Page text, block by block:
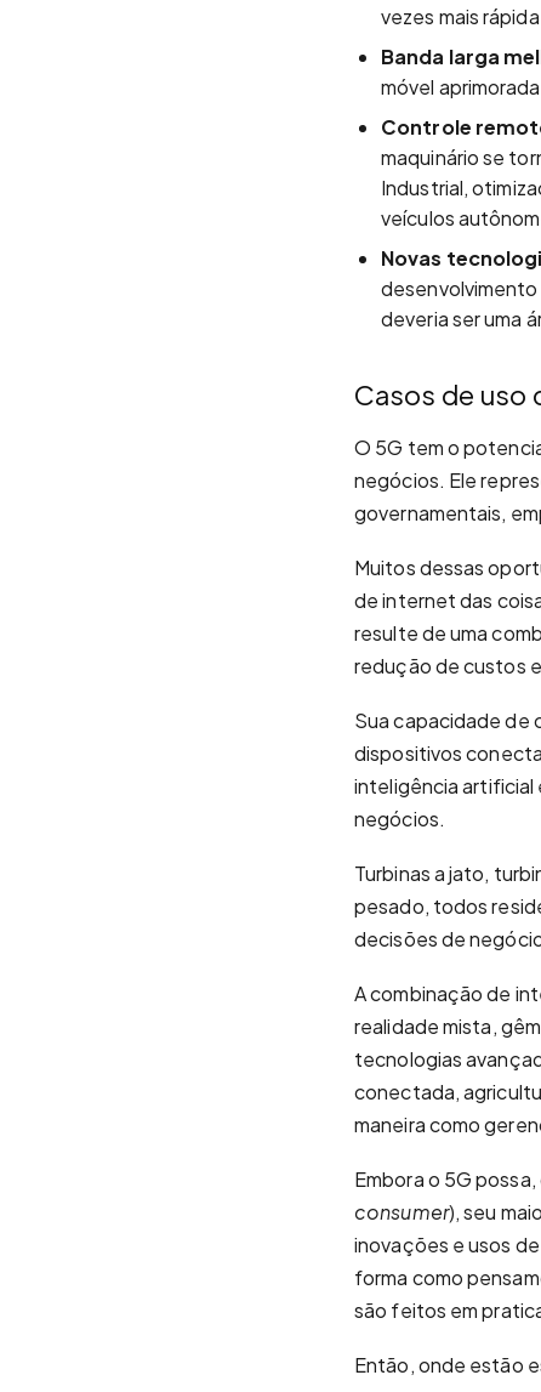
vezes mais
Banda larga
móvel
Controle
maquinário se
Industrial,
veículos
Novas
deveria ser uma
Casos de uso
O 5G tem o
negócios. Ele
governamentais,
Muitos dessas
de internet das
resulte de uma
redução de custos
Sua capacidade de
dispositivos
inteligência artificial
negócios.
Turbinas a jato,
pesado, todos
decisões de
A combinação de
realidade mista,
tecnologias
conectada,
maneira como
Embora o 5G
consumer), seu
inovações e usos
forma como
são feitos em
Então, onde estão